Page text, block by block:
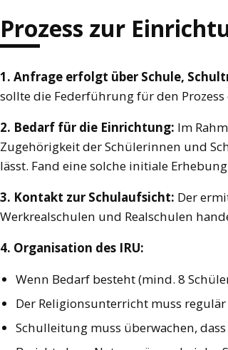
Prozess zur
1. Anfrage erfolgt über Schule,
sollte die Federführung für den
2. Bedarf für die Einrichtung: Im
Zugehörigkeit der Schülerinnen und
lässt. Fand eine solche initiale
3. Kontakt zur Schulaufsicht: Der
Werkrealschulen und Realschulen
4. Organisation des IRU:
Wenn Bedarf besteht (mind. 8
Der Religionsunterricht muss
Schulleitung muss überwachen,